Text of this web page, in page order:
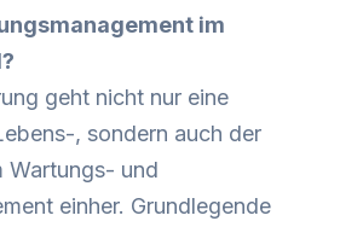
im
geht nicht nur eine
, sondern auch der
Wartungs- und
einher. Grundlegende